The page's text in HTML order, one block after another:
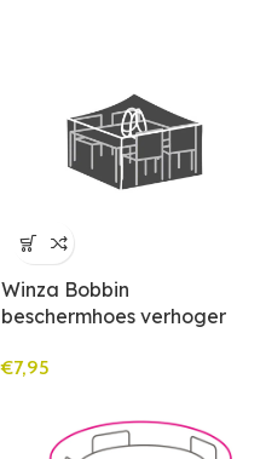
Winza Bobbin
beschermhoes verhoger
€7,95